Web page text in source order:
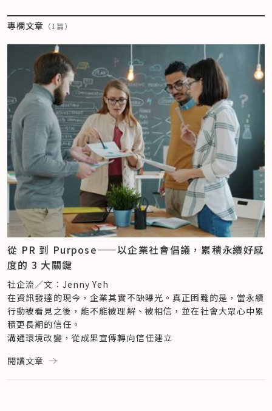
專欄文章 （1篇）
從 PR 到 Purpose——以企業社會倡議，累積永續好感
度的 3 大關鍵
社企流／文：Jenny Yeh
在資訊發達的現今，企業其實不缺曝光。真正困難的是，當永續
行動被看見之後，能不能被理解、被相信，並在社會大眾心中累
積更長期的信任。
溝通環境改變，從成果宣傳轉向信任建立
寫新聞稿，往往就能讓外界看見企業的努力。但在資訊過載、社
群輿論快速流動、永續語言被大量使用的今天，「被看見」已經
閱讀文章